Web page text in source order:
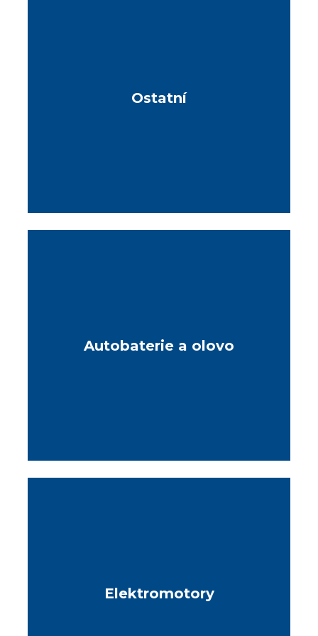
Ostatní
Autobaterie a olovo
Elektromotory